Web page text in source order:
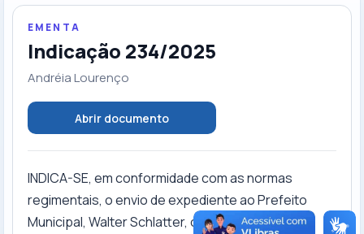
EMENTA
Indicação 234/2025
Andréia Lourenço
Abrir documento
INDICA-SE, em conformidade com as normas
regimentais, o envio de expediente ao Prefeito
Municipal, Walter Schlatter, com cópia ao setor